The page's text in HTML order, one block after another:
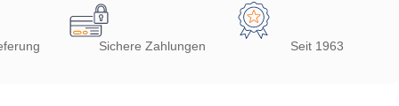
Sichere Zahlungen Seit 1963